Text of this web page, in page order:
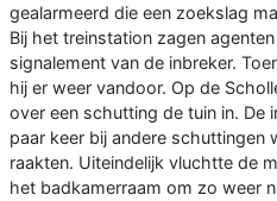
gealarmeerd die een zoekslag
Bij het treinstation zagen
signalement van de inbreker.
hij er weer vandoor. Op de
over een schutting de tuin in. De
paar keer bij andere schuttingen
raakten. Uiteindelijk vluchtte de
het badkamerraam om zo weer